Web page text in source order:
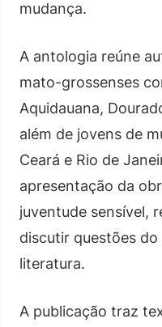
mudança.
A antologia reúne
mato-grossenses
Aquidauana,
além de jovens de
Ceará e Rio de
apresentação da
juventude sensível,
discutir questões
literatura.
A publicação traz